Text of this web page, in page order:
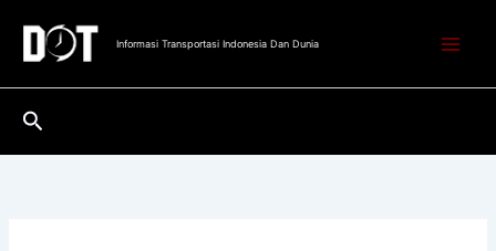
konten
Informasi Transportasi Indonesia Dan Dunia
Cari